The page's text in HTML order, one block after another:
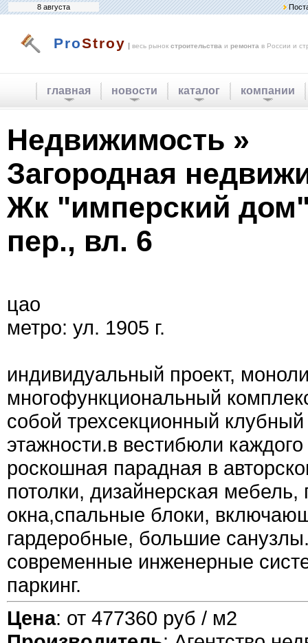
8 августа
ProStroy | весь рынок строительства и ремонта в России и
главная новости каталог компании
Недвижимость »
Загородная
Жк "имперский
пер., вл. 6
цао
метро: ул. 1905 г.
индивидуальный проект,
многофункциональный
собой трехсекционный
этажности.в вестибюли
роскошная парадная в
потолки, дизайнерская
окна,спальные блоки,
гардеробные, большие
современные инженерные
паркинг.
Цена: от 477360 руб / м2